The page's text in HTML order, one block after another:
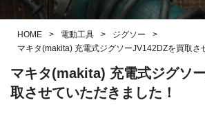
HOME > 電動工具 > ジグソー
>
マキタ(makita) 充電式ジグソーJV142DZを買取さ
マキタ(makita) 充電式ジグソ
取させていただきました！